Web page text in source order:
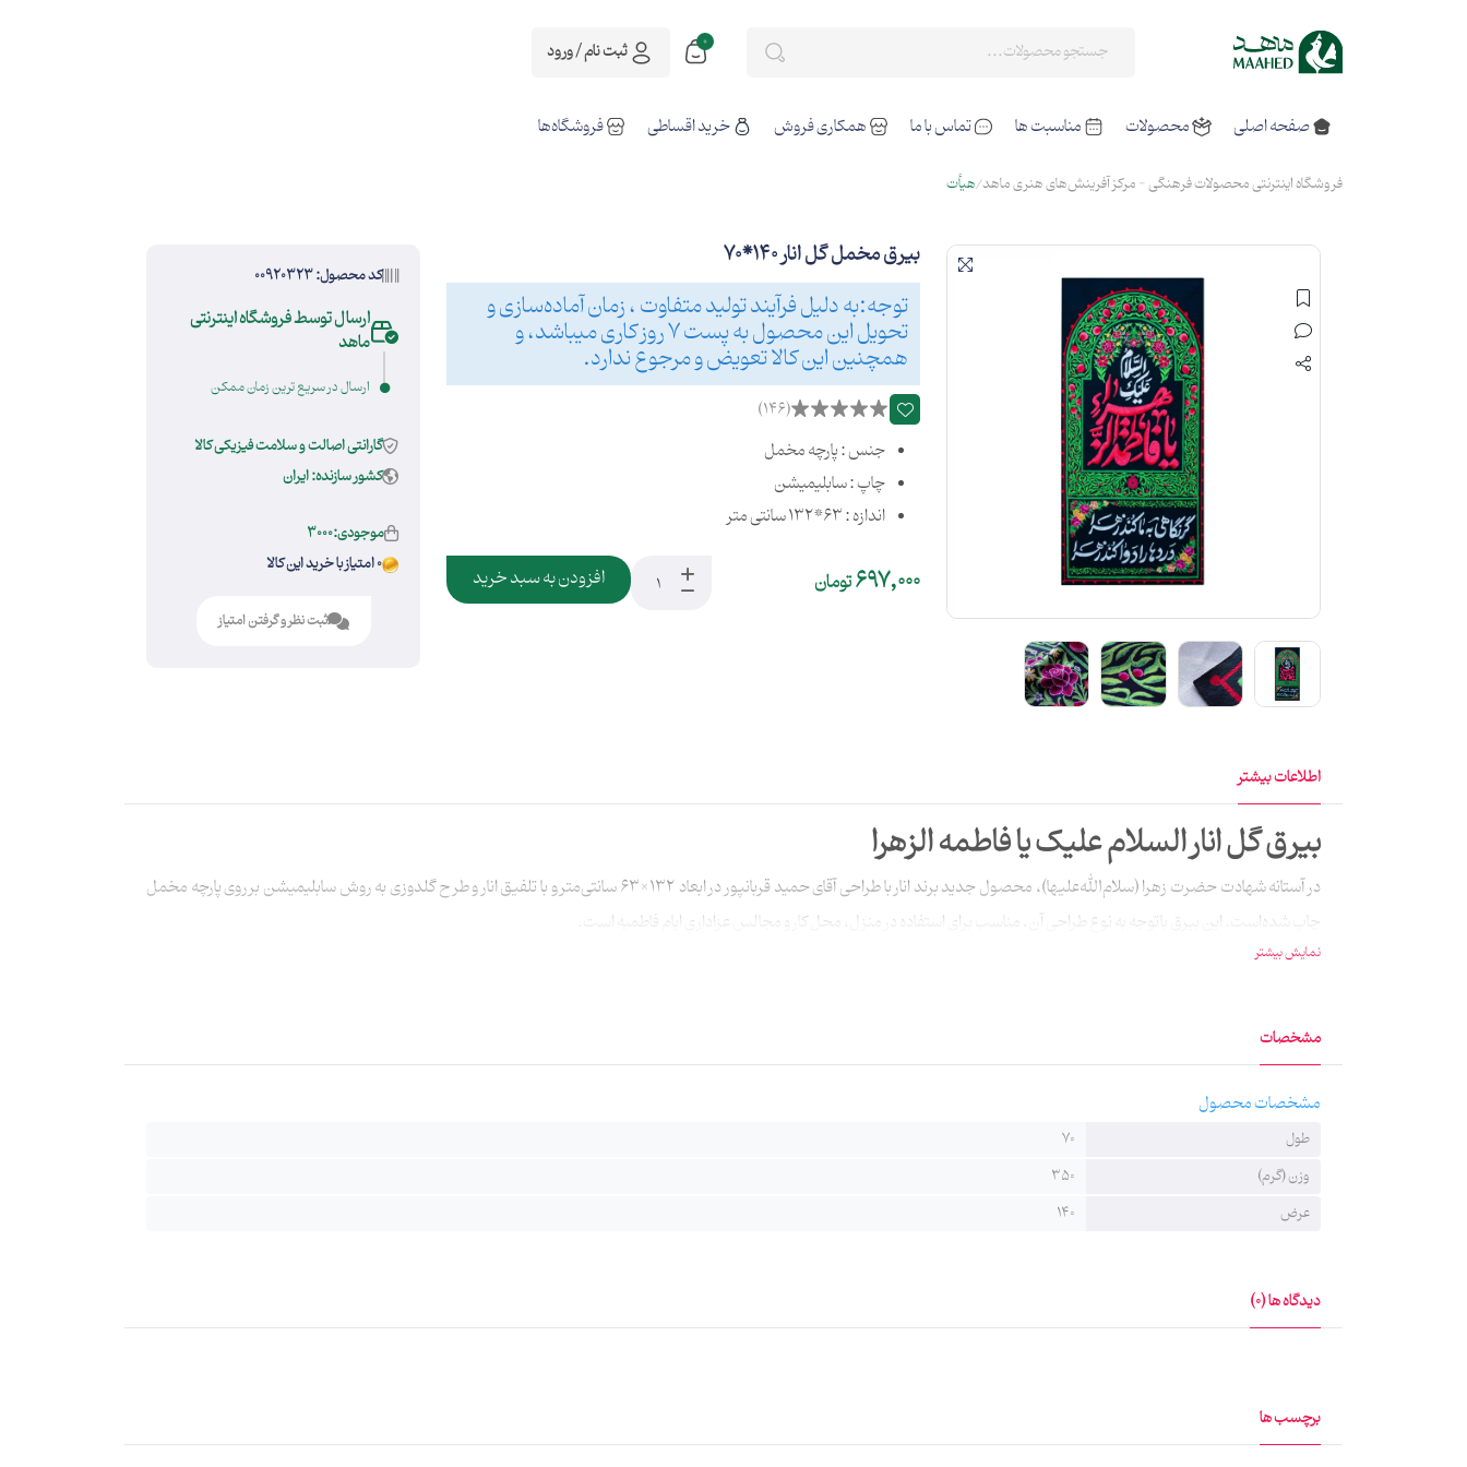
0 ثبت نام / ورود
صفحه اصلی محصولات مناسبت ها تماس با ما همکاری فروش خرید اقساطی فروشگاه‌ها
فروشگاه اینترنتی محصولات فرهنگی - مرکز آفرینش‌های هنری ماهد هیأت
بیرق مخمل گل انار 140*70
توجه:به دلیل فرآیند تولید متفاوت ، زمان آماده‌سازی و
تحویل این محصول به پست 7 روز کاری میباشد، و
همچنین این کالا تعویض و مرجوع ندارد.
(146)
جنس : پارچه مخمل
چاپ : سابلیمیشن
اندازه : 63*132 سانتی متر
697,000تومان افزودن به سبد خرید
کد محصول: 00920323
ارسال توسط فروشگاه اینترنتی
ماهد
ارسال در سریع ترین زمان ممکن
گارانتی اصالت و سلامت فیزیکی کالا
کشور سازنده: ایران
موجودی:3000
0 امتیاز با خرید این کالا
ثبت نظر و گرفتن امتیاز
اطلاعات بیشتر
بیرق گل انار السلام‌ علیک یا فاطمه الزهرا
در آستانه شهادت حضرت زهرا (سلام‌الله‌علیها)، محصول جدید برند انار با طراحی آقای حمید قربانپور در ابعاد 132×63 سانتی‌متر و با تلفیق انار و طرح گلدوزی به روش سابلیمیشن برروی پارچه مخمل
چاپ شده‌است. این بیرق باتوجه به نوع طراحی آن، مناسب برای استفاده در منزل، محل کار و مجالس عزاداری ایام فاطمیه است.
نمایش بیشتر
مشخصات
مشخصات محصول
طول
70
وزن (گرم)
350
عرض
140
دیدگاه ها (0)
برچسب ها